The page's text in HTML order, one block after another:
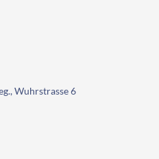
Wuhrstrasse 6